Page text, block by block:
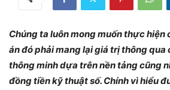
Chúng ta luôn mong muốn thực hiện
án đó phải mang lại giá trị thông
thông minh dựa trên nền tảng cũng
đồng tiền kỹ thuật số. Chính vì hiểu